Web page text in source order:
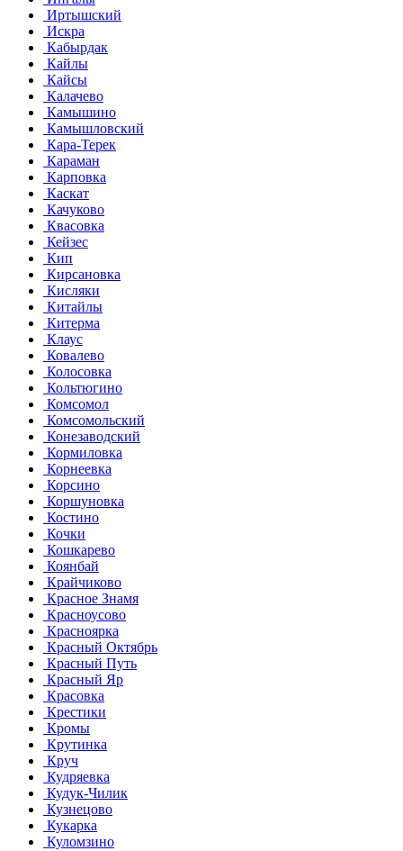
Иртышский
Искра
Кабырдак
Кайлы
Кайсы
Калачево
Камышино
Камышловский
Кара-Терек
Караман
Карповка
Каскат
Качуково
Квасовка
Кейзес
Кип
Кирсановка
Кисляки
Китайлы
Китерма
Клаус
Ковалево
Колосовка
Кольтюгино
Комсомол
Комсомольский
Конезаводский
Кормиловка
Корнеевка
Корсино
Коршуновка
Костино
Кочки
Кошкарево
Коянбай
Крайчиково
Красное Знамя
Красноусово
Красноярка
Красный Октябрь
Красный Путь
Красный Яр
Красовка
Крестики
Кромы
Крутинка
Круч
Кудряевка
Кудук-Чилик
Кузнецово
Кукарка
Куломзино